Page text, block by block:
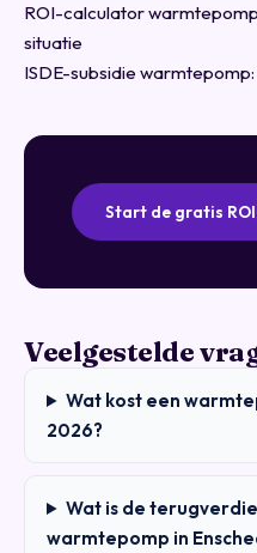
ROI-calculator
situatie
ISDE-subsidie
Start de gratis
Veelgestelde
Wat kost een
2026?
Wat is de
warmtepomp in